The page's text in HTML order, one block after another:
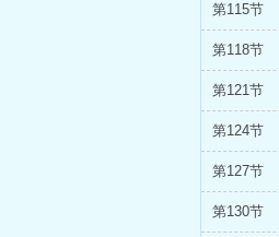
第115节
第118节
第121节
第124节
第127节
第130节